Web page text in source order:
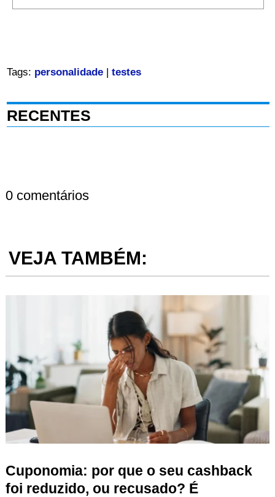
Tags: personalidade| testes
RECENTES
0 comentários
VEJA TAMBÉM:
Cuponomia: por que o seu cashback
foi reduzido, ou recusado? É